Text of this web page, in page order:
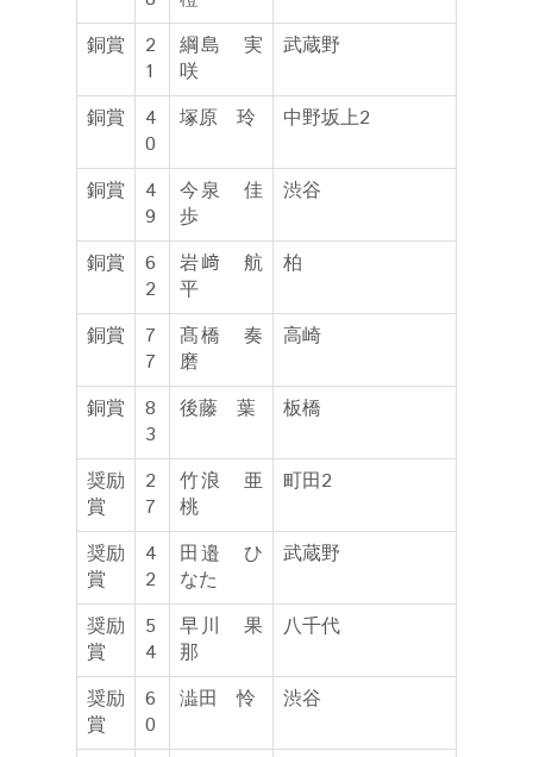
銅賞
2
1
綱島 実
咲
武蔵野
銅賞
4
0
塚原 玲 中野坂上2
銅賞
4
9
今泉 佳
歩
渋谷
銅賞
6
2
岩﨑 航
平
柏
銅賞
7
7
髙橋 奏
磨
高崎
銅賞
8
3
後藤 葉 板橋
奨励
賞
2
7
竹浪 亜
桃
町田2
奨励
賞
4
2
田邉 ひ
なた
武蔵野
奨励
賞
5
4
早川 果
那
八千代
奨励
賞
6
0
澁田 怜 渋谷